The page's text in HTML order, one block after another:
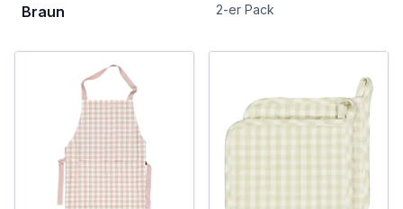
Braun
2-er Pack